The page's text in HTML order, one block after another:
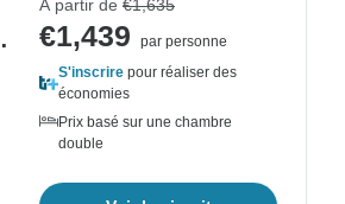
À partir de €1,635
€1,439
par personne
S'inscrire pour réaliser des
économies
Prix basé sur une chambre
double